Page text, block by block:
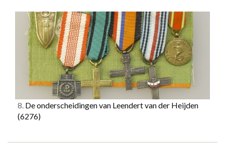
8. De onderscheidingen van Leendert van der Heijden
(6276)